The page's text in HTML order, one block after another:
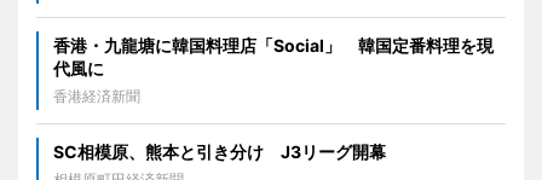
香港・九龍塘に韓国料理店「Social」 韓国定番料理を現
代風に
香港経済新聞
SC相模原、熊本と引き分け J3リーグ開幕